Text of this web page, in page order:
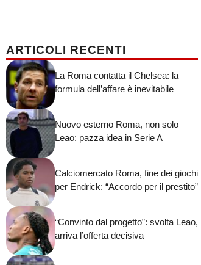
ARTICOLI RECENTI
La Roma contatta il Chelsea: la
formula dell’affare è inevitabile
Nuovo esterno Roma, non solo
Leao: pazza idea in Serie A
Calciomercato Roma, fine dei giochi
per Endrick: “Accordo per il prestito”
“Convinto dal progetto”: svolta Leao,
arriva l’offerta decisiva